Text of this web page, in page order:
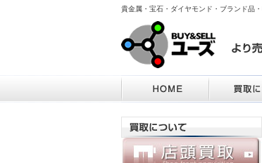
貴金属・宝石・ダイヤモンド・ブランド品